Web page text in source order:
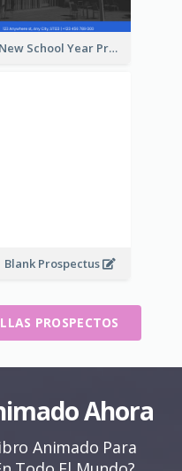
New School Year Prospectus
Blank Prospectus
PROSPECTOS
Ahora
Animado Para